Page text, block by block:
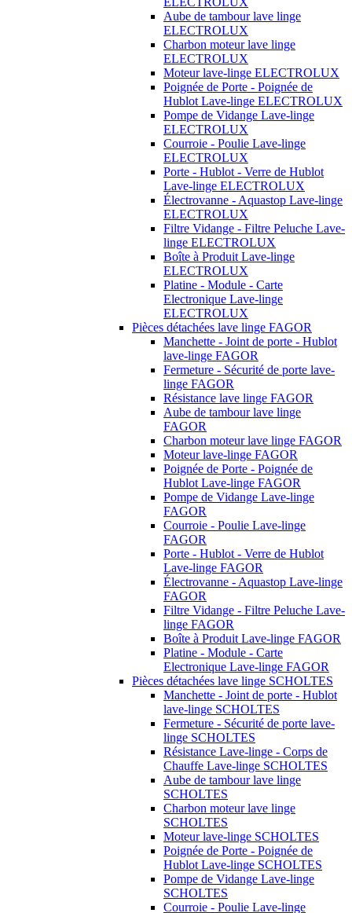
Aube de tambour lave linge
ELECTROLUX
Charbon moteur lave linge
ELECTROLUX
Moteur lave-linge ELECTROLUX
Poignée de Porte - Poignée de
Hublot Lave-linge ELECTROLUX
Pompe de Vidange Lave-linge
ELECTROLUX
Courroie - Poulie Lave-linge
ELECTROLUX
Porte - Hublot - Verre de Hublot
Lave-linge ELECTROLUX
Électrovanne - Aquastop Lave-linge
ELECTROLUX
Filtre Vidange - Filtre Peluche Lave-
linge ELECTROLUX
Boîte à Produit Lave-linge
ELECTROLUX
Platine - Module - Carte
Electronique Lave-linge
ELECTROLUX
Pièces détachées lave linge FAGOR
Manchette - Joint de porte - Hublot
lave-linge FAGOR
Fermeture - Sécurité de porte lave-
linge FAGOR
Résistance lave linge FAGOR
Aube de tambour lave linge
FAGOR
Charbon moteur lave linge FAGOR
Moteur lave-linge FAGOR
Poignée de Porte - Poignée de
Hublot Lave-linge FAGOR
Pompe de Vidange Lave-linge
FAGOR
Courroie - Poulie Lave-linge
FAGOR
Porte - Hublot - Verre de Hublot
Lave-linge FAGOR
Électrovanne - Aquastop Lave-linge
FAGOR
Filtre Vidange - Filtre Peluche Lave-
linge FAGOR
Boîte à Produit Lave-linge FAGOR
Platine - Module - Carte
Electronique Lave-linge FAGOR
Pièces détachées lave linge SCHOLTES
Manchette - Joint de porte - Hublot
lave-linge SCHOLTES
Fermeture - Sécurité de porte lave-
linge SCHOLTES
Résistance Lave-linge - Corps de
Chauffe Lave-linge SCHOLTES
Aube de tambour lave linge
SCHOLTES
Charbon moteur lave linge
SCHOLTES
Moteur lave-linge SCHOLTES
Poignée de Porte - Poignée de
Hublot Lave-linge SCHOLTES
Pompe de Vidange Lave-linge
SCHOLTES
Courroie - Poulie Lave-linge